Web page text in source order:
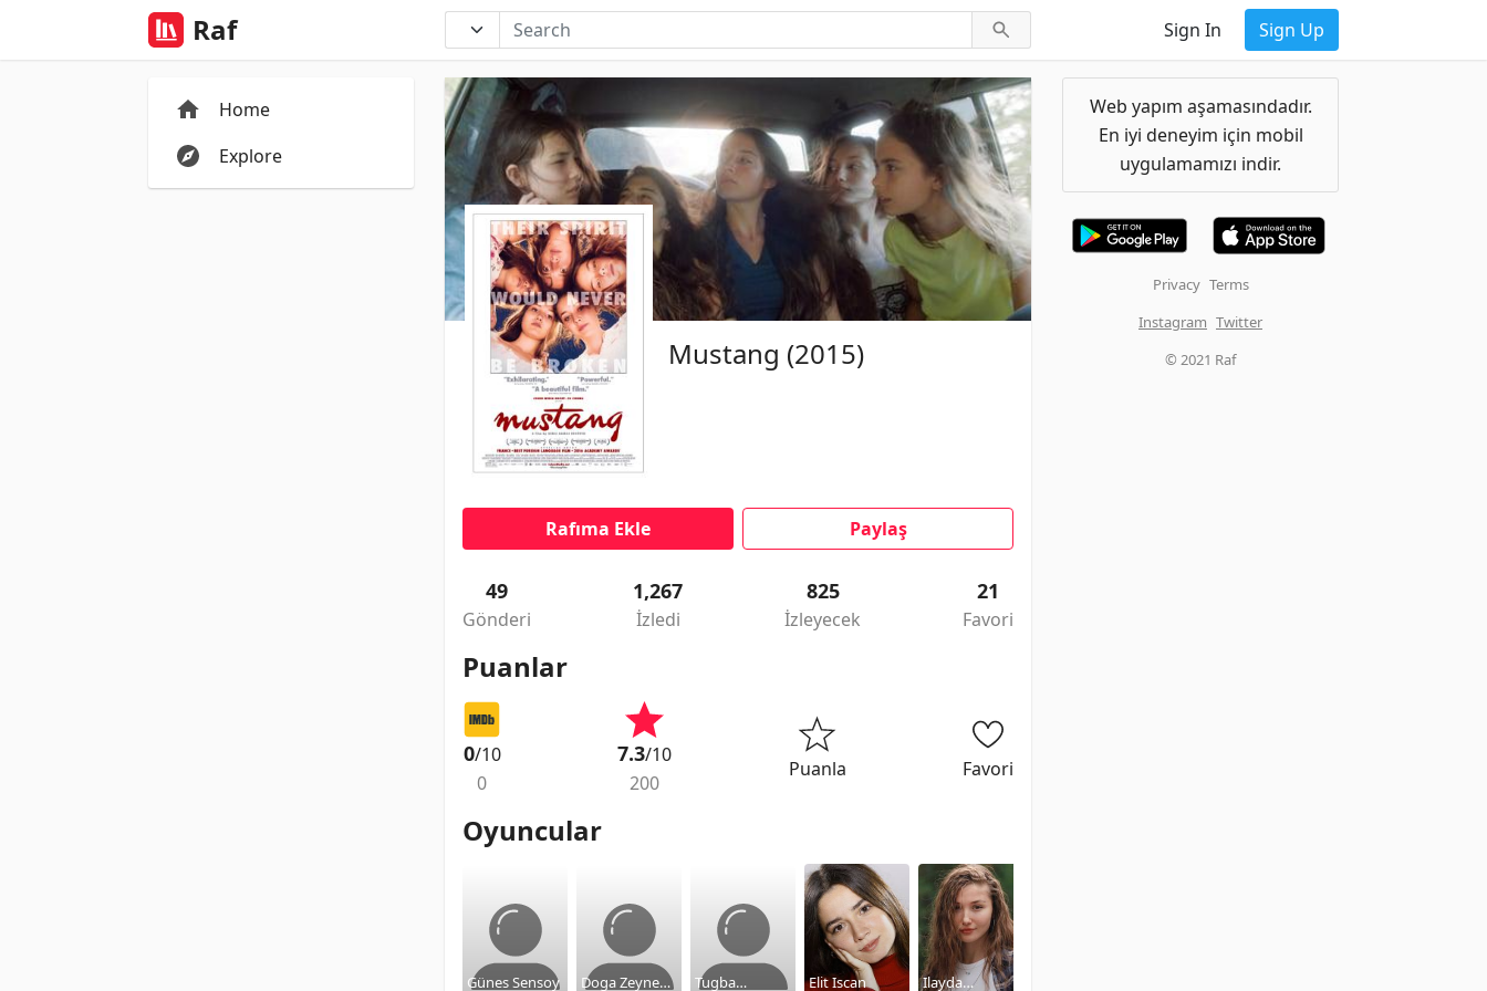
Raf Sign In Sign Up
Home
Explore
Mustang (2015)
Rafıma Ekle Paylaş
49
Gönderi
1,267
İzledi
825
İzleyecek
21
Favori
Puanlar
0/10
0
7.3/10
200
Puanla Favori
Oyuncular
Günes Sensoy Doga Zeynep Tugba Elit Iscan Ilayda
Web yapım aşamasındadır.
En iyi deneyim için mobil
uygulamamızı indir.
Privacy Terms
Instagram Twitter
© 2021 Raf